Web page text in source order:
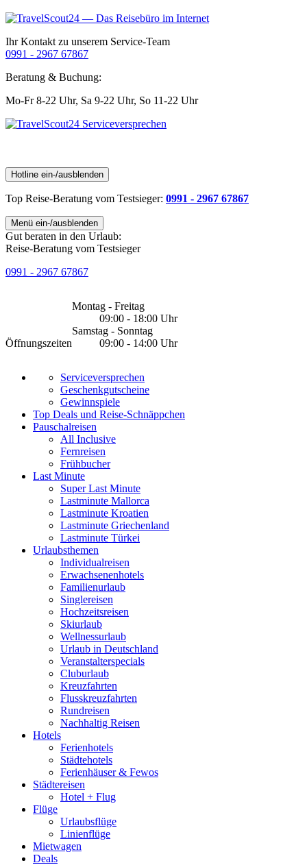
Ihr Kontakt zu unserem Service-Team
0991 - 2967 67867
Beratung & Buchung:
Mo-Fr 8-22 Uhr, Sa 9-22 Uhr, So 11-22 Uhr
Hotline ein-/ausblenden
Top Reise-Beratung vom Testsieger: 0991 - 2967 67867
Menü ein-/ausblenden
Gut beraten in den Urlaub:
Reise-Beratung vom Testsieger
0991 - 2967 67867
Öffnungszeiten
Montag - Freitag
09:00 - 18:00 Uhr
Samstag - Sonntag
09:00 - 14:00 Uhr
Serviceversprechen
Geschenkgutscheine
Gewinnspiele
Top Deals und Reise-Schnäppchen
Pauschalreisen
All Inclusive
Fernreisen
Frühbucher
Last Minute
Super Last Minute
Lastminute Mallorca
Lastminute Kroatien
Lastminute Griechenland
Lastminute Türkei
Urlaubsthemen
Individualreisen
Erwachsenenhotels
Familienurlaub
Singlereisen
Hochzeitsreisen
Skiurlaub
Wellnessurlaub
Urlaub in Deutschland
Veranstalterspecials
Cluburlaub
Kreuzfahrten
Flusskreuzfahrten
Rundreisen
Nachhaltig Reisen
Hotels
Ferienhotels
Städtehotels
Ferienhäuser & Fewos
Städtereisen
Hotel + Flug
Flüge
Urlaubsflüge
Linienflüge
Mietwagen
Deals